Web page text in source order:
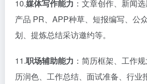
10.媒体写作能力 ：文章创作、新闻选
产品 PR、APP种草、短报编写、公
划、提炼总结采访邀约等。
11.职场辅助能力 ：简历框架、工作
历润色、工作总结、面试准备、行业